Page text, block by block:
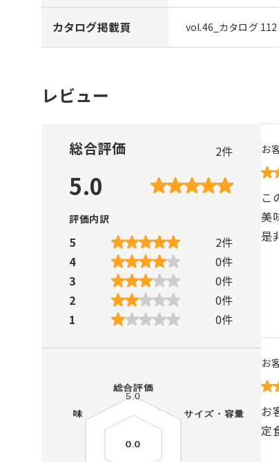
カタログ掲載頁 vol.46_カタログ
レビュー
総合評価 2件
5.0
評価内訳
5 2件
4
0件
3
0件
2
0件
1
0件
お
こ
美
是
お
お
定